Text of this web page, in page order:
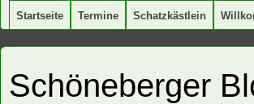
Startseite Termine Schatzkästlein
Schöneberger